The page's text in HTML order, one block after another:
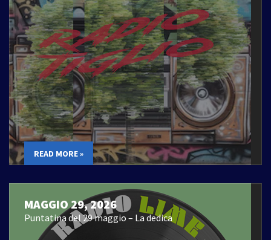
READ MORE »
MAGGIO 29, 2026
Puntatina del 29 maggio – La dedica